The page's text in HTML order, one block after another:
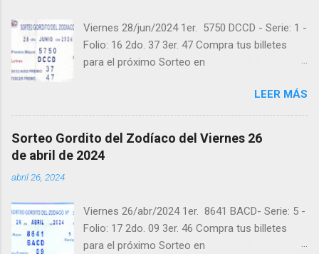
"Buena Suerte" para el próximo sorteo,
recuerden visitarnos en balotas.com para
conocer los datos que le ayudaran a ganar y
Viernes 28/jun/2024 1er. 5750 DCCD - Serie: 1 -
Folio: 16 2do. 37 3er. 47 Compra tus billetes
para el próximo Sorteo en
Instagram: instagram.com/balotas_panama -
En Twitter: @balotas y Facebook:
facebook.com/balotas Pruebe su suerte en las
próximo sorteo, recuerden visitarnos en
balotas.com para conocer los datos que le
ayudaran a ganar y ver los sorteos que se le
LEER MÁS
Sorteo Gordito del Zodíaco del Viernes 26
de abril de 2024
abril 26, 2024
Viernes 26/abr/2024 1er. 8641 BACD- Serie: 5 -
Folio: 17 2do. 09 3er. 46 Compra tus billetes
para el próximo Sorteo en